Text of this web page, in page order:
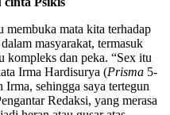
membuka mata kita terhadap
masyarakat, termasuk
kompleks dan peka. “Sex itu
Irma Hardisurya (Prisma 5-
Irma, sehingga saya tertegun
Redaksi, yang merasa